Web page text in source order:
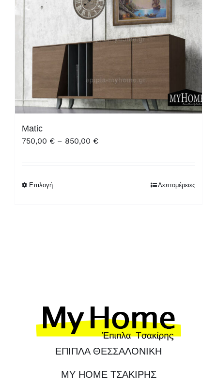
Matic
750,00 € – 850,00 €Price
Επιλογή Λεπτομέρειες
ΕΠΙΠΛΑ ΘΕΣΣΑΛΟΝΙΚΗ
MY HOME ΤΣΑΚΙΡΗΣ